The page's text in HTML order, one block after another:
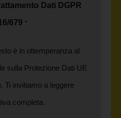
Dati DGPR
679 *
è in ottemperanza al
sulla Protezione Dati UE
Ti invitiamo a leggere
completa.